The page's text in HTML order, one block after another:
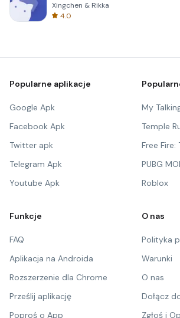
Xingchen & Rikka
4.0
Popularne aplikacje
Google Apk
Facebook Apk
Twitter apk
Telegram Apk
Youtube Apk
My
Temple
Free Fire:
PUBG
Roblox
Funkcje
FAQ
Aplikacja na Androida
Rozszerzenie dla Chrome
Prześlij aplikację
Poproś o App
O nas
Polityka
Warunki
O nas
Dołącz
Zgłoś i